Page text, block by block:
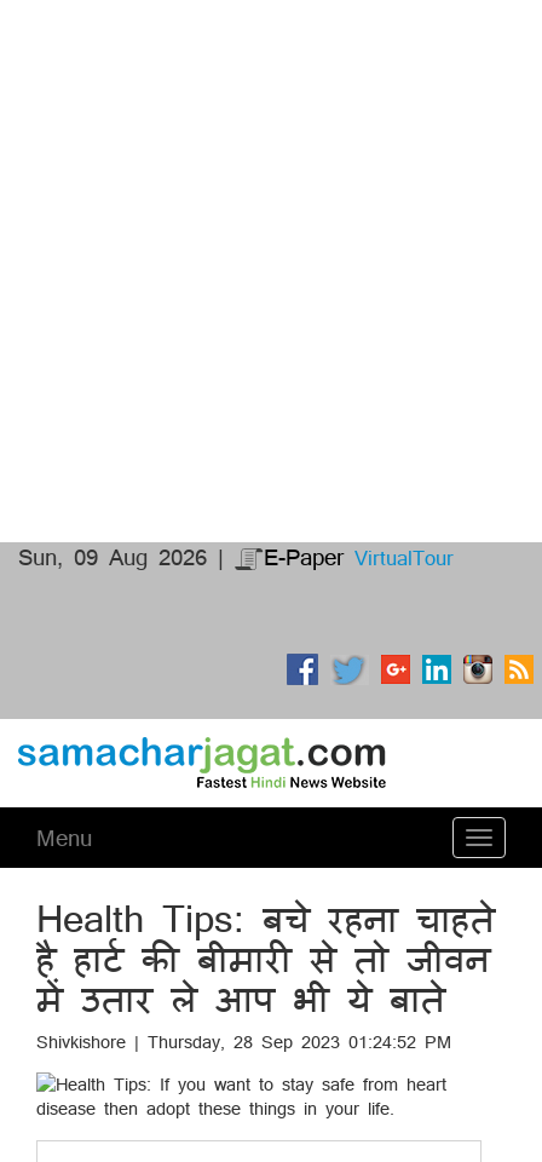
Sun, 09 Aug 2026 | E-Paper VirtualTour
Toggle
Menu
Health Tips: बचे रहना चाहते
है हार्ट की बीमारी से तो जीवन
में उतार ले आप भी ये बाते
Shivkishore | Thursday, 28 Sep 2023 01:24:52 PM